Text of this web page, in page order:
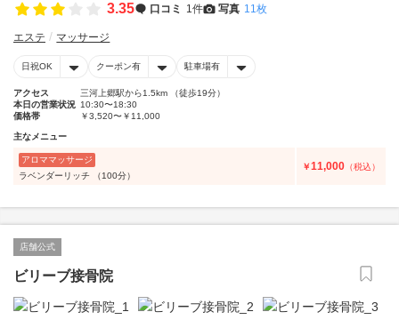
3.35 口コミ 1件 写真 11枚
エステ マッサージ
日祝OK クーポン有 駐車場有
アクセス
三河上郷駅から1.5km （徒歩19分）
本日の営業状況 10:30〜18:30
価格帯
￥3,520〜￥11,000
主なメニュー
アロママッサージ
ラベンダーリッチ （100分）
￥11,000 （税込）
店舗公式
ビリーブ接骨院